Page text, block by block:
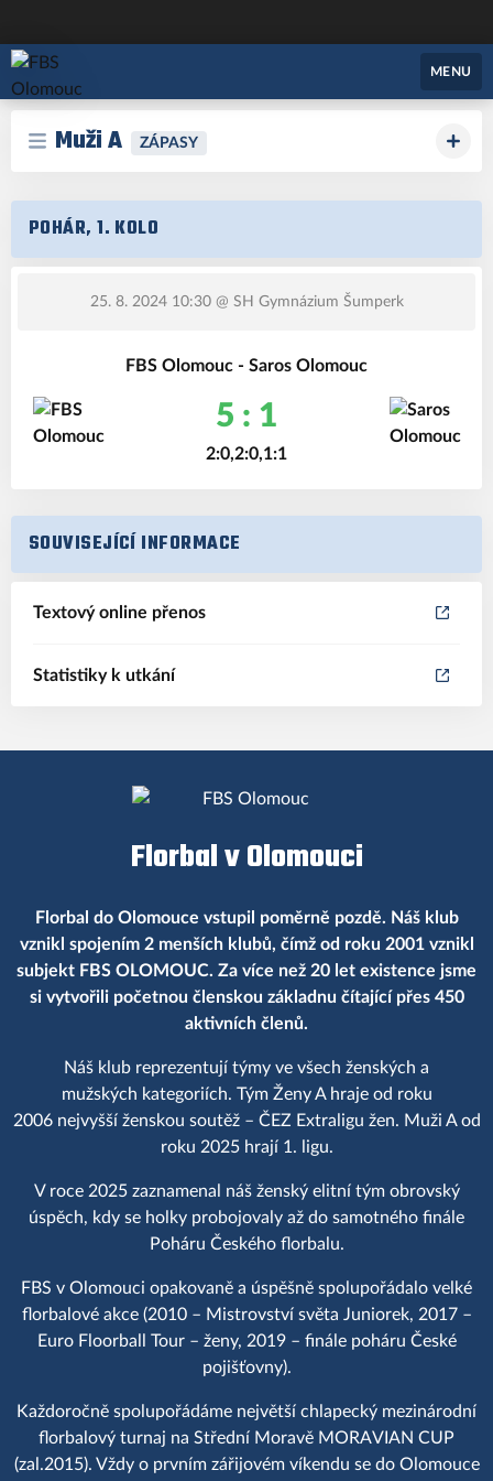
FBS Olomouc
MENU
Muži A ZÁPASY
POHÁR, 1. KOLO
25. 8. 2024 10:30@ SH Gymnázium Šumperk
FBS Olomouc - Saros Olomouc
5 : 1
2:0,2:0,1:1
SOUVISEJÍCÍ INFORMACE
Textový online přenos
Statistiky k utkání
Florbal v Olomouci
Florbal do Olomouce vstupil poměrně pozdě. Náš klub
vznikl spojením 2 menších klubů, čímž od roku 2001 vznikl
subjekt FBS OLOMOUC. Za více než 20 let existence jsme
si vytvořili početnou členskou základnu čítající přes 450
aktivních členů.
Náš klub reprezentují týmy ve všech ženských a
mužských kategoriích. Tým Ženy A hraje od roku
2006 nejvyšší ženskou soutěž – ČEZ Extraligu žen. Muži A od
roku 2025 hrají 1. ligu.
V roce 2025 zaznamenal náš ženský elitní tým obrovský
úspěch, kdy se holky probojovaly až do samotného finále
Poháru Českého florbalu.
FBS v Olomouci opakovaně a úspěšně spolupořádalo velké
florbalové akce (2010 – Mistrovství světa Juniorek, 2017 –
Euro Floorball Tour – ženy, 2019 – finále poháru České
pojišťovny).
Každoročně spolupořádáme největší chlapecký mezinárodní
florbalový turnaj na Střední Moravě MORAVIAN CUP
(zal.2015). Vždy o prvním zářijovém víkendu se do Olomouce